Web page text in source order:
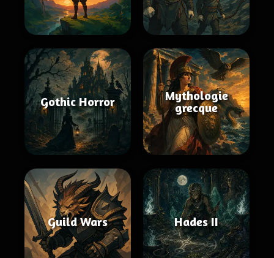
Gothic Horror
Mythologie
grecque
Guild Wars Hades II